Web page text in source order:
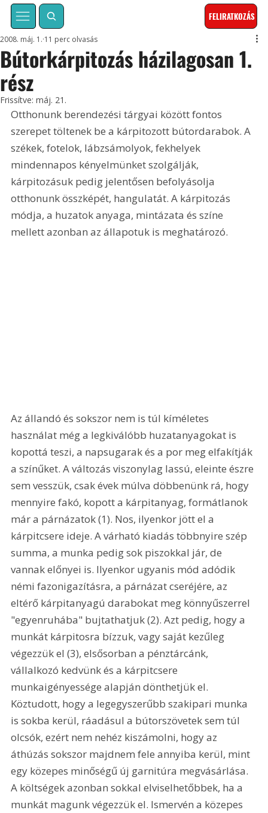
FELIRATKOZÁS
Bútorkárpitozás házilagosan 1.
rész
2008. máj. 1. 11 perc olvasás
Frissítve:máj. 21.
Otthonunk berendezési tárgyai között fontos
szerepet töltenek be a kárpitozott bútordarabok. A
székek, fotelok, lábzsámolyok, fekhelyek
mindennapos kényelmünket szolgálják,
kárpitozásuk pedig jelentősen befolyásolja
otthonunk összképét, hangulatát. A kárpitozás
módja, a huzatok anyaga, mintázata és színe
mellett azonban az állapotuk is meghatározó.
Az állandó és sokszor nem is túl kíméletes
használat még a legkiválóbb huzatanyagokat is
kopottá teszi, a napsugarak és a por meg elfakítják
a színűket. A változás viszonylag lassú, eleinte észre
sem vesszük, csak évek múlva döbbenünk rá, hogy
mennyire fakó, kopott a kárpitanyag, formátlanok
már a párnázatok (1). Nos, ilyenkor jött el a
kárpitcsere ideje. A várható kiadás többnyire szép
summa, a munka pedig sok piszokkal jár, de
vannak előnyei is. Ilyenkor ugyanis mód adódik
némi fazonigazításra, a párnázat cseréjére, az
eltérő kárpitanyagú darabokat meg könnyűszerrel
"egyenruhába" bujtathatjuk (2). Azt pedig, hogy a
munkát kárpitosra bízzuk, vagy saját kezűleg
végezzük el (3), elsősorban a pénztárcánk,
vállalkozó kedvünk és a kárpitcsere
munkaigényessége alapján dönthetjük el.
Köztudott, hogy a legegyszerűbb szakipari munka
is sokba kerül, ráadásul a bútorszövetek sem túl
olcsók, ezért nem nehéz kiszámolni, hogy az
áthúzás sokszor majdnem fele annyiba kerül, mint
egy közepes minőségű új garnitúra megvásárlása.
A költségek azonban sokkal elviselhetőbbek, ha a
munkát magunk végezzük el. Ismervén a közepes